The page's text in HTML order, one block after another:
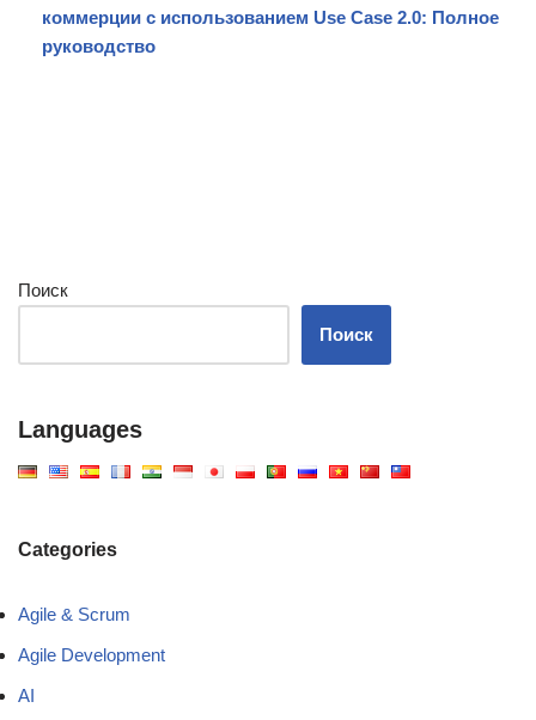
коммерции с использованием Use Case 2.0: Полное
руководство
Поиск
Поиск
Languages
Categories
Agile & Scrum
Agile Development
AI